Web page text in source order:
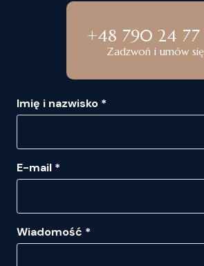
+48 790 24 77
Zadzwoń i umów się
Imię i nazwisko *
E-mail *
Wiadomość *